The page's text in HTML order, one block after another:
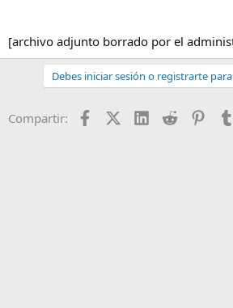
a
[archivo adjunto borrado por el
Debes iniciar sesión o registrarte
Compartir: FacebookX (Twitter)
LinkedIn
Reddit